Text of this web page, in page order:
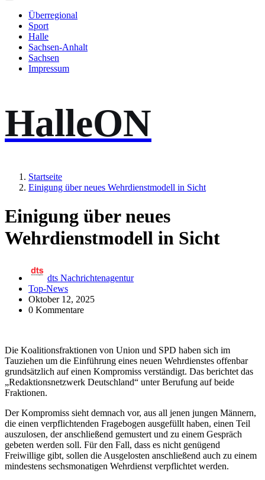
Überregional
Sport
Halle
Sachsen-Anhalt
Sachsen
Impressum
HalleON
Startseite
Einigung über neues Wehrdienstmodell in Sicht
Einigung über neues
Wehrdienstmodell in Sicht
dts Nachrichtenagentur
Top-News
Oktober 12, 2025
0 Kommentare
Die Koalitionsfraktionen von Union und SPD haben sich im
Tauziehen um die Einführung eines neuen Wehrdienstes offenbar
grundsätzlich auf einen Kompromiss verständigt. Das berichtet das
„Redaktionsnetzwerk Deutschland“ unter Berufung auf beide
Fraktionen.
Der Kompromiss sieht demnach vor, aus all jenen jungen Männern,
die einen verpflichtenden Fragebogen ausgefüllt haben, einen Teil
auszulosen, der anschließend gemustert und zu einem Gespräch
gebeten werden soll. Für den Fall, dass es nicht genügend
Freiwillige gibt, sollen die Ausgelosten anschließend auch zu einem
mindestens sechsmonatigen Wehrdienst verpflichtet werden.